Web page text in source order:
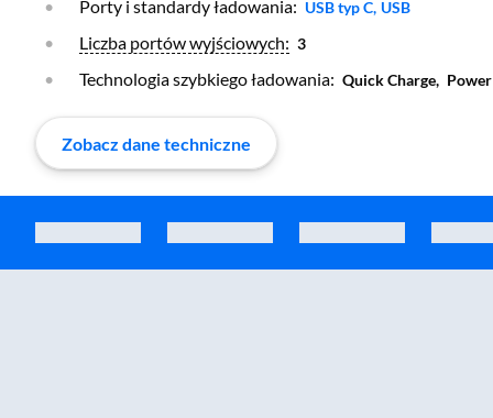
Porty i standardy ładowania: Otwórz warstwę
USB typ C, Otwórz warstwę
USB
Otwórz warstwę
Liczba portów wyjściowych: 3
Technologia szybkiego ładowania: Quick Charge,
Zobacz dane techniczne